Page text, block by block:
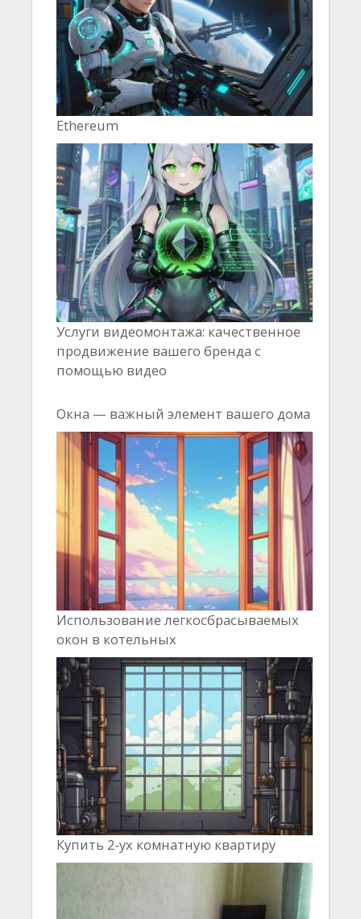
Ethereum
Услуги видеомонтажа: качественное
продвижение вашего бренда с
помощью видео
Окна — важный элемент вашего дома
Использование легкосбрасываемых
окон в котельных
Купить 2-ух комнатную квартиру